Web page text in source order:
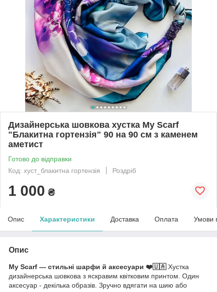
Дизайнерська шовкова хустка My Scarf
"Блакитна гортензія" 90 на 90 см з каменем
аметист
Готово до відправки
Код: хуст_блакитна гортензія
Роздріб
1 000 ₴
Опис Характеристики Доставка Оплата Умови
Опис
My Scarf — стильні шарфи й аксесуари ❤️🇺🇦Хустка
дизайнерська шовкова з яскравим квітковим принтом. Один
аксесуар - декілька образів. Зручно вдягати на шию або